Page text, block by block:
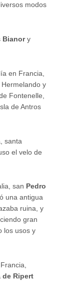
modos
Bianory
en Francia,
Hermelando y
Fontenelle,
de Antros
santa
el velo de
san Pedro
una antigua
ruina, y
gran
los usos y
de Ripert